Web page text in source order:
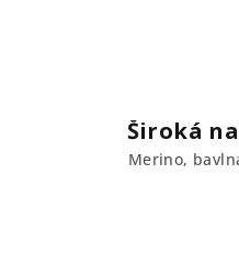
Široká
Merino,